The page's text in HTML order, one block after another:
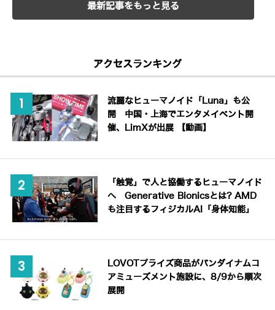
最新記事をもっと見る
アクセスランキング
流麗なヒューマノイド「Luna」も公
開 中国・上海でエンタメイベント開
催、LimXが出展 【動画】
「触覚」で人と協働するヒューマノイド
へ Generative Bionicsとは? AMD
も注目するフィジカルAI「身体知能」
LOVOTプライズ商品がバンダイナムコ
アミューズメント施設に、8/9から順次
展開